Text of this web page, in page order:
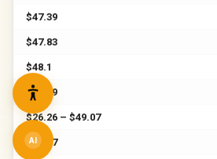
$47.39
$47.83
$48.1
$45.49
$26.26 – $49.07
$49.07
AI